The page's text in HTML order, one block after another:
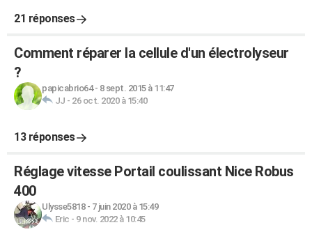
21 réponses
Comment réparer la cellule d'un électrolyseur
?
papicabrio64- 8 sept. 2015 à 11:47
JJ - 26 oct. 2020 à 15:40
13 réponses
Réglage vitesse Portail coulissant Nice Robus
400
Ulysse5818- 7 juin 2020 à 15:49
Eric - 9 nov. 2022 à 10:45